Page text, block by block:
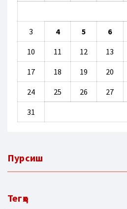
3 4 5 6
10 11 12 13
17 18 19 20
24 25 26 27
31
Пурсиш
Тегҳо